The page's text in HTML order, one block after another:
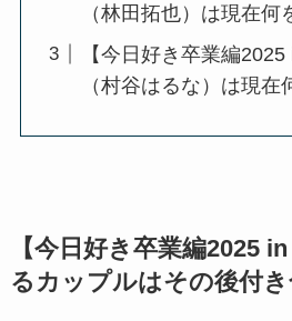
（林田拓也）は現在何
【今日好き卒業編
（村谷はるな）は現在
【今日好き卒業編2025
るカップルはその後付